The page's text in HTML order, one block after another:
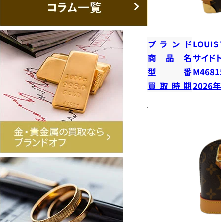
ブランドLOUIS
商品名 サイド
型番
買取時期2026